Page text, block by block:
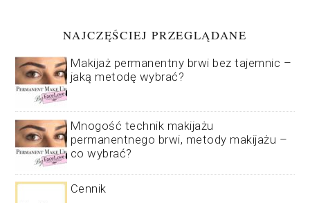
NAJCZĘŚCIEJ PRZEGLĄDANE
Makijaż permanentny brwi bez tajemnic –
jaką metodę wybrać?
Mnogość technik makijażu
permanentnego brwi, metody makijażu –
co wybrać?
Cennik